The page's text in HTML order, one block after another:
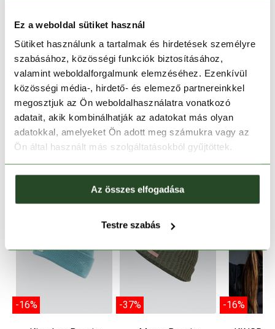
Ez a weboldal sütiket használ
Sütiket használunk a tartalmak és hirdetések személyre
szabásához, közösségi funkciók biztosításához,
valamint weboldalforgalmunk elemzéséhez. Ezenkívül
közösségi média-, hirdető- és elemező partnereinkkel
megosztjuk az Ön weboldalhasználatra vonatkozó
adatait, akik kombinálhatják az adatokat más olyan
adatokkal, amelyeket Ön adott meg számukra vagy az
Ön által használt más szolgáltatásokból gyűjtöttek.
Az összes elfogadása
Testre szabás
TERMÉKLEÍRÁS
TERMÉK RÉSZLETEK
HASONLÓ TERMÉKEK
-16% -37% -16%